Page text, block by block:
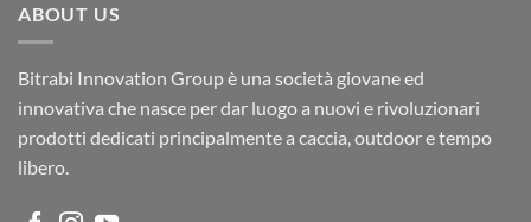
ABOUT US
Bitrabi Innovation Group è una società giovane ed
innovativa che nasce per dar luogo a nuovi e rivoluzionari
prodotti dedicati principalmente a caccia, outdoor e tempo
libero.